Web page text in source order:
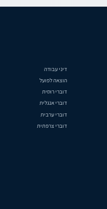
דיני עבודה
הוצאה לפועל
דוברי רוסית
דוברי אנגלית
דוברי ערבית
דוברי צרפתית